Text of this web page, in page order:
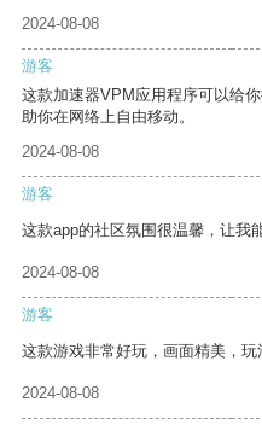
2024-08-08
游客
这款加速器VPM应用程序可以给
助你在网络上自由移动。
2024-08-08
游客
这款app的社区氛围很温馨，让我
2024-08-08
游客
这款游戏非常好玩，画面精美，玩
2024-08-08